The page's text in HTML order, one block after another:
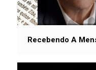
Recebendo A